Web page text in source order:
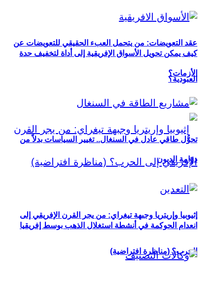
عقد التعويضات: من يتحمل العبء الحقيقي للتعويضات عن
العبودية؟
إثيوبيا وإريتريا وجبهة تيغراي: من يجر القرن الإفريقي إلى
الحرب؟ (مناظرة افتراضية)
كيف يمكن تحويل الأسواق الإفريقية إلى أداة لتخفيف حدة
الأزمات؟
تحوُّل طاقي عادل في السنغال.. تغيير السياسات بدلاً من
دوّامة الديون
انعدام الحوكمة في أنشطة استغلال الذهب بوسط إفريقيا